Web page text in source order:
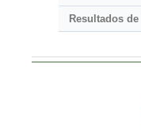
Resultados